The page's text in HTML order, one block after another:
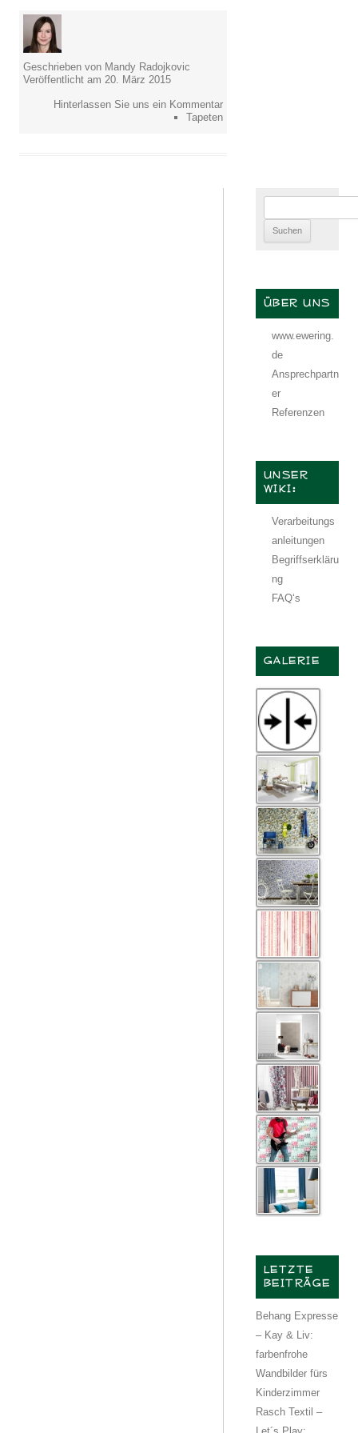
Geschrieben von Mandy Radojkovic
Veröffentlicht am 20. März 2015
Hinterlassen Sie uns ein Kommentar
Tapeten
nach:
ÜBER UNS
www.ewering.
de
Ansprechpartn
er
Referenzen
UNSER
WIKI:
Verarbeitungs
anleitungen
Begriffserkläru
ng
FAQ‘s
GALERIE
LETZTE
BEITRÄGE
Behang Expresse
– Kay & Liv:
farbenfrohe
Wandbilder fürs
Kinderzimmer
Rasch Textil –